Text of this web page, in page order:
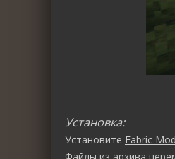
Установка:
Установите Fabric